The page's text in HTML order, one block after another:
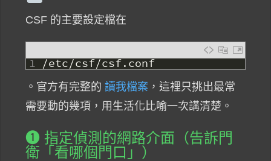
CSF 的主要設定檔在
1 /etc/csf/csf.conf
。官方有完整的讀我檔案 ，這裡只挑出最常
需要動的幾項，用生活化比喻一次講清楚。
❶ 指定偵測的網路介面（告訴門
衛「看哪個門口」）